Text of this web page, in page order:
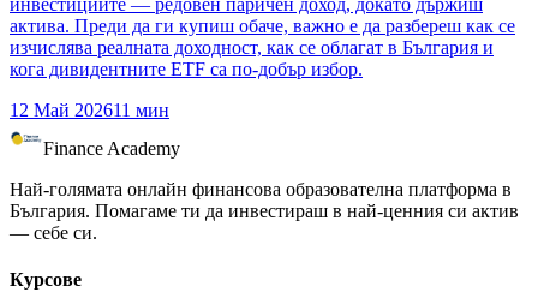
инвестициите — редовен паричен доход, докато държиш
актива. Преди да ги купиш обаче, важно е да разбереш как се
изчислява реалната доходност, как се облагат в България и
кога дивидентните ETF са по-добър избор.
12 Май 202611 мин
Finance Academy
Най-голямата онлайн финансова образователна платформа в
България. Помагаме ти да инвестираш в най-ценния си актив
— себе си.
Курсове